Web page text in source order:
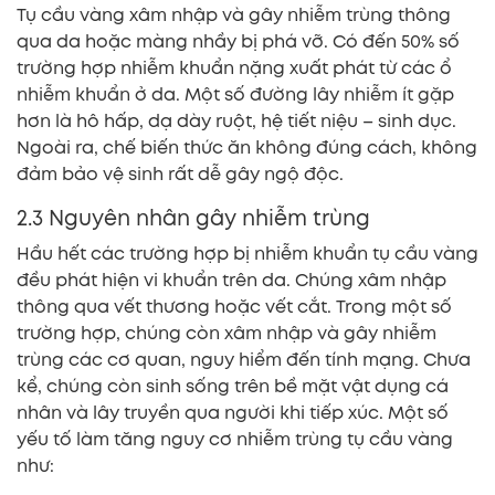
Tụ cầu vàng xâm nhập và gây nhiễm trùng thông
qua da hoặc màng nhầy bị phá vỡ. Có đến 50% số
trường hợp nhiễm khuẩn nặng xuất phát từ các ổ
nhiễm khuẩn ở da. Một số đường lây nhiễm ít gặp
hơn là hô hấp, dạ dày ruột, hệ tiết niệu – sinh dục.
Ngoài ra, chế biến thức ăn không đúng cách, không
đảm bảo vệ sinh rất dễ gây ngộ độc.
2.3 Nguyên nhân gây nhiễm trùng
Hầu hết các trường hợp bị nhiễm khuẩn tụ cầu vàng
đều phát hiện vi khuẩn trên da. Chúng xâm nhập
thông qua vết thương hoặc vết cắt. Trong một số
trường hợp, chúng còn xâm nhập và gây nhiễm
trùng các cơ quan, nguy hiểm đến tính mạng. Chưa
kể, chúng còn sinh sống trên bề mặt vật dụng cá
nhân và lây truyền qua người khi tiếp xúc. Một số
yếu tố làm tăng nguy cơ nhiễm trùng tụ cầu vàng
như: